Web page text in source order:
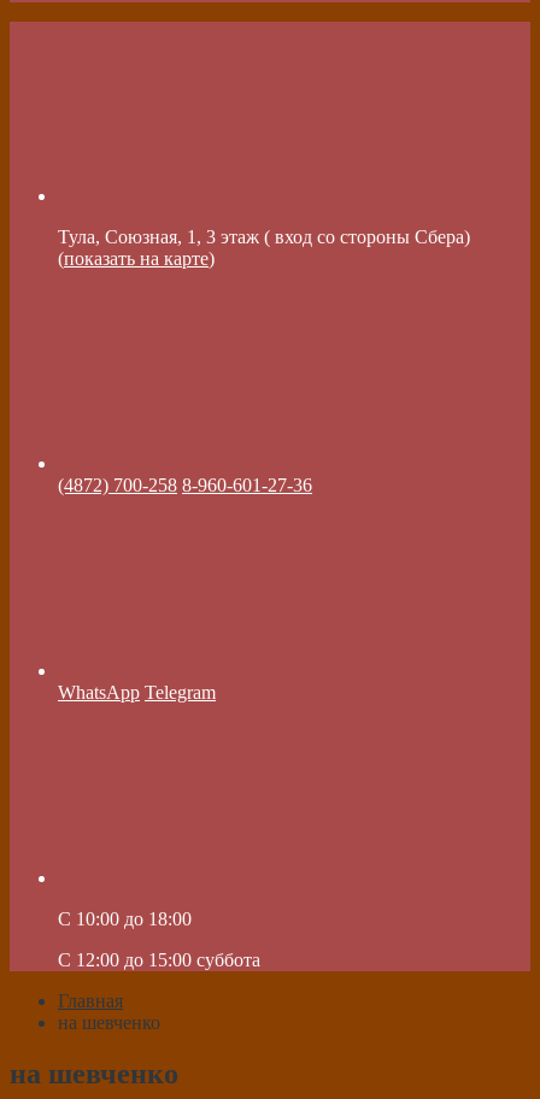
Тула, Союзная, 1, 3 этаж ( вход со стороны Сбера)
(показать на карте)
(4872) 700-258 8-960-601-27-36
WhatsApp Telegram
C 10:00 до 18:00
C 12:00 до 15:00 суббота
Главная
на шевченко
на шевченко